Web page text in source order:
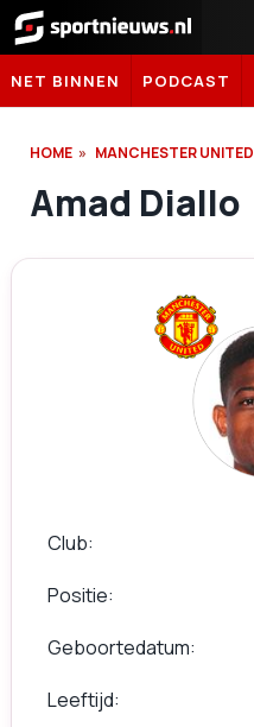
Sportnieuws.nl
NET BINNEN PODCAST
HOME MANCHESTER UNITED
Amad Diallo
Club
Positie
Geboortedatum
Leeftijd